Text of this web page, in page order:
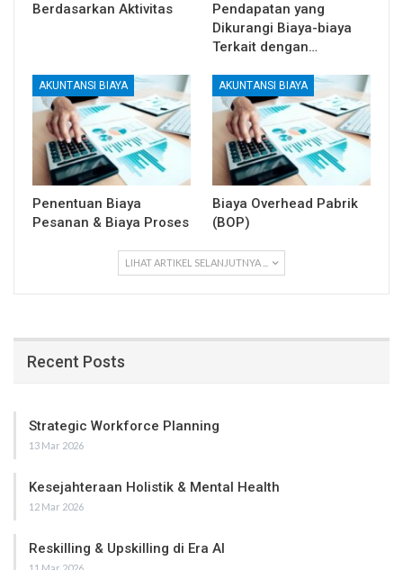
Berdasarkan Aktivitas
Pendapatan yang
Dikurangi Biaya-biaya
Terkait dengan…
AKUNTANSI BIAYA
Penentuan Biaya
Pesanan & Biaya Proses
AKUNTANSI BIAYA
Biaya Overhead Pabrik
(BOP)
LIHAT ARTIKEL SELANJUTNYA ...
Recent Posts
Strategic Workforce Planning
13 Mar 2026
Kesejahteraan Holistik & Mental Health
12 Mar 2026
Reskilling & Upskilling di Era AI